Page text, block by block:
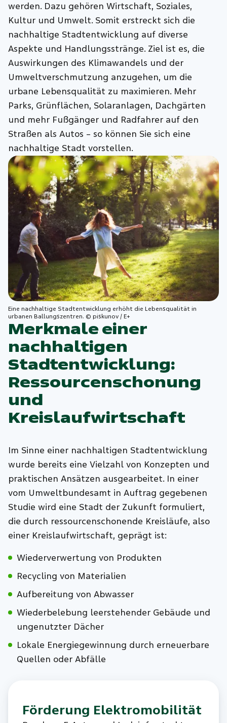
werden. Dazu gehören Wirtschaft, Soziales,
Kultur und Umwelt. Somit erstreckt sich die
nachhaltige Stadtentwicklung auf diverse
Aspekte und Handlungsstränge. Ziel ist es, die
Auswirkungen des Klimawandels und der
Umweltverschmutzung anzugehen, um die
urbane Lebensqualität zu maximieren. Mehr
Parks, Grünflächen, Solaranlagen, Dachgärten
und mehr Fußgänger und Radfahrer auf den
Straßen als Autos – so können Sie sich eine
nachhaltige Stadt vorstellen.
Eine nachhaltige Stadtentwicklung erhöht die Lebensqualität in
urbanen Ballungszentren. © piskunov / E+
Merkmale einer
nachhaltigen
Stadtentwicklung:
Ressourcenschonung
und
Kreislaufwirtschaft
Im Sinne einer nachhaltigen Stadtentwicklung
wurde bereits eine Vielzahl von Konzepten und
praktischen Ansätzen ausgearbeitet. In einer
vom Umweltbundesamt in Auftrag gegebenen
Studie wird eine Stadt der Zukunft formuliert,
die durch ressourcenschonende Kreisläufe, also
einer Kreislaufwirtschaft, geprägt ist:
Wiederverwertung von Produkten
Recycling von Materialien
Aufbereitung von Abwasser
Wiederbelebung leerstehender Gebäude und
ungenutzter Dächer
Lokale Energiegewinnung durch erneuerbare
Quellen oder Abfälle
Förderung Elektromobilität